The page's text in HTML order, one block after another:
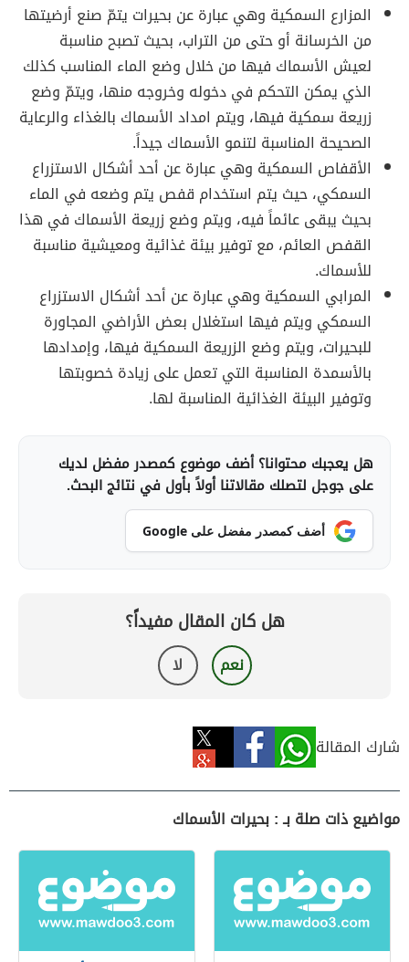
المزارع السمكية وهي عبارة عن بحيرات يتمّ صنع أرضيتها
من الخرسانة أو حتى من التراب، بحيث تصبح مناسبة
لعيش الأسماك فيها من خلال وضع الماء المناسب كذلك
الذي يمكن التحكم في دخوله وخروجه منها، ويتمّ وضع
زريعة سمكية فيها، ويتم امداد الأسماك بالغذاء والرعاية
الصحيحة المناسبة لتنمو الأسماك جيداً.
الأقفاص السمكية وهي عبارة عن أحد أشكال الاستزراع
السمكي، حيث يتم استخدام قفص يتم وضعه في الماء
بحيث يبقى عائماً فيه، ويتم وضع زريعة الأسماك في هذا
القفص العائم، مع توفير بيئة غذائية ومعيشية مناسبة
للأسماك.
المرابي السمكية وهي عبارة عن أحد أشكال الاستزراع
السمكي ويتم فيها استغلال بعض الأراضي المجاورة
للبحيرات، ويتم وضع الزريعة السمكية فيها، وإمدادها
بالأسمدة المناسبة التي تعمل على زيادة خصوبتها
وتوفير البيئة الغذائية المناسبة لها.
هل يعجبك محتوانا؟ أضف موضوع كمصدر مفضل لديك
على جوجل لتصلك مقالاتنا أولاً بأول في نتائج البحث.
أضف كمصدر مفضل على Google
هل كان المقال مفيداً؟
نعم لا
شارك المقالة
مواضيع ذات صلة بـ : بحيرات الأسماك